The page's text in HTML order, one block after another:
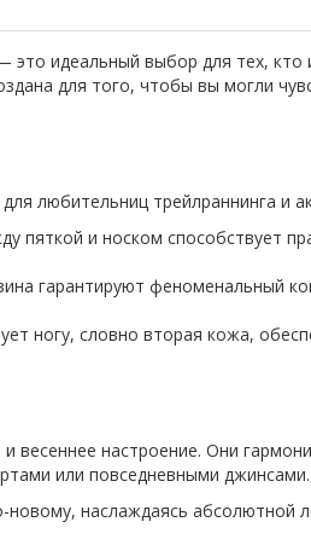
это идеальный выбор для тех,
для того, чтобы вы могли
любительниц трейлраннинга и
пяткой и носком способствует
гарантируют феноменальный
ногу, словно вторая кожа,
весеннее настроение. Они
или повседневными джинсами.
наслаждаясь абсолютной